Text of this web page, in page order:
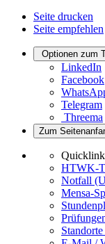
Seite drucken
Seite empfehlen
Optionen zum
LinkedIn
Facebook
Telegram
Threema
Zum
HTWK-
Notfall
Mensa-